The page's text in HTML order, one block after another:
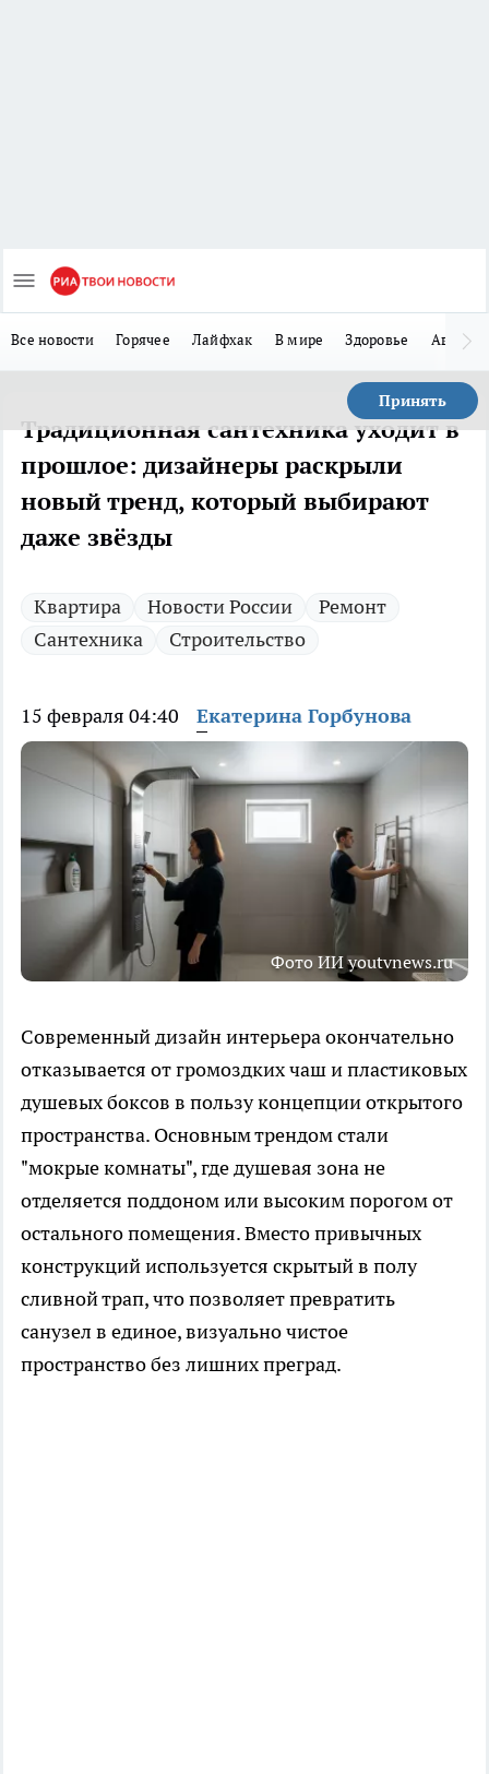
Все новости Горячее Лайфхак В мире Здоровье Авто
Принять
Традиционная сантехника уходит в
прошлое: дизайнеры раскрыли
новый тренд, который выбирают
даже звёзды
Квартира Новости России
Ремонт
Сантехника
Строительство
15 февраля 04:40 Екатерина Горбунова
Фото ИИ youtvnews.ru
Современный дизайн интерьера окончательно
отказывается от громоздких чаш и пластиковых
душевых боксов в пользу концепции открытого
пространства. Основным трендом стали
"мокрые комнаты", где душевая зона не
отделяется поддоном или высоким порогом от
остального помещения. Вместо привычных
конструкций используется скрытый в полу
сливной трап, что позволяет превратить
санузел в единое, визуально чистое
пространство без лишних преград.